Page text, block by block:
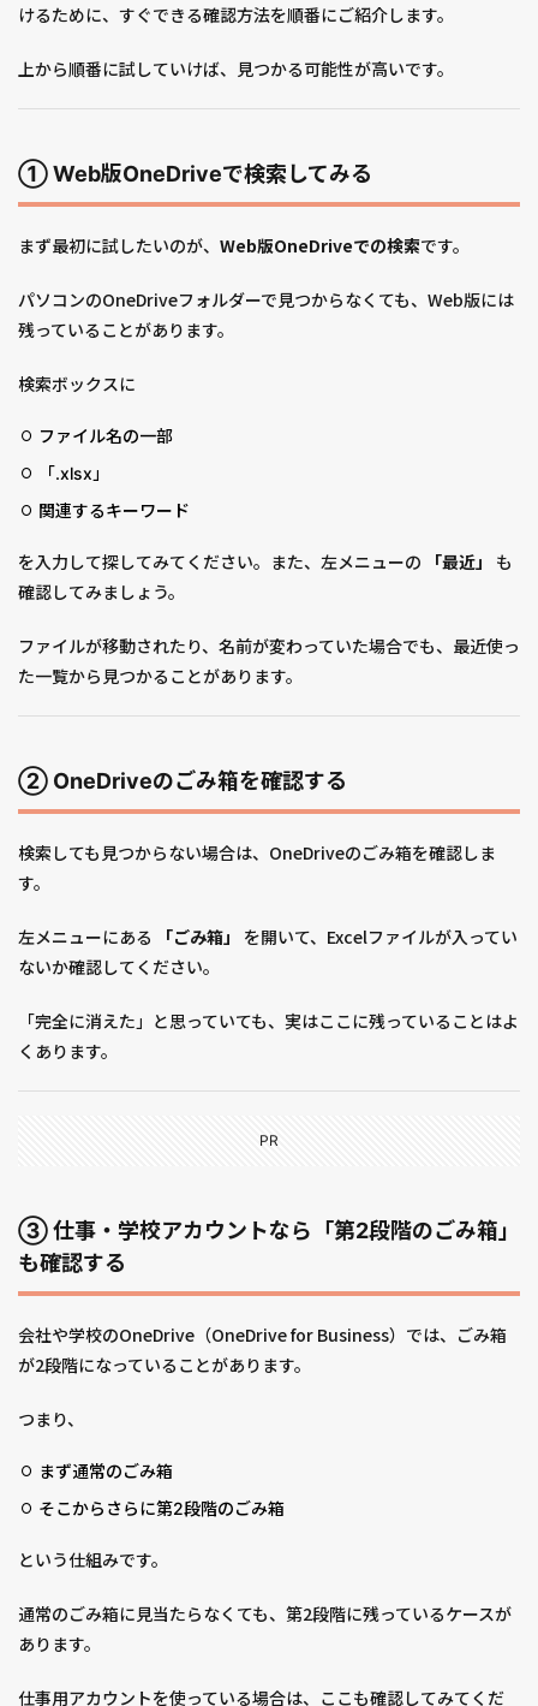
けるために、すぐできる確認方法を順番にご紹介します。
上から順番に試していけば、見つかる可能性が高いです。
① Web版OneDriveで検索してみる
まず最初に試したいのが、 Web版OneDriveでの検索です。
パソコンのOneDriveフォルダーで見つからなくても、Web版には
残っていることがあります。
検索ボックスに
ファイル名の一部
「.xlsx」
関連するキーワード
を入力して探してみてください。また、左メニューの 「最近」
も
確認してみましょう。
ファイルが移動されたり、名前が変わっていた場合でも、最近使っ
た一覧から見つかることがあります。
② OneDriveのごみ箱を確認する
検索しても見つからない場合は、OneDriveのごみ箱を確認しま
す。
左メニューにある 「ごみ箱」
を開いて、Excelファイルが入ってい
ないか確認してください。
「完全に消えた」と思っていても、実はここに残っていることはよ
くあります。
PR
③ 仕事・学校アカウントなら「第2段階のごみ箱」
も確認する
会社や学校のOneDrive（OneDrive for Business）では、ごみ箱
が2段階になっていることがあります。
つまり、
まず通常のごみ箱
そこからさらに第2段階のごみ箱
という仕組みです。
通常のごみ箱に見当たらなくても、第2段階に残っているケースが
あります。
仕事用アカウントを使っている場合は、ここも確認してみてくだ